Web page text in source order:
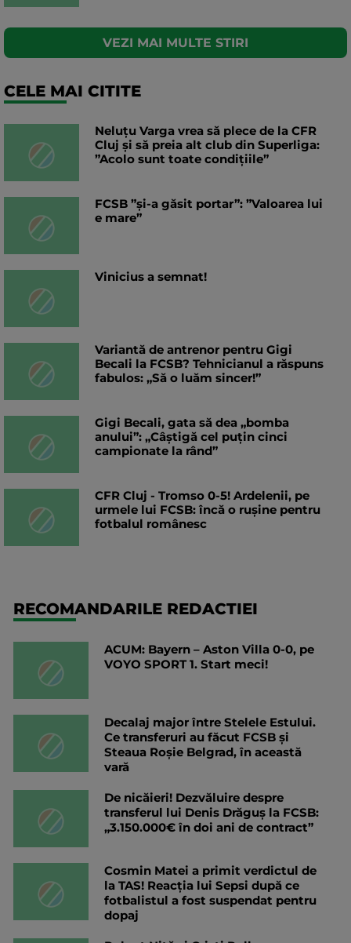
VEZI MAI MULTE STIRI
CELE MAI CITITE
Neluțu Varga vrea să plece de la CFR
Cluj și să preia alt club din Superliga:
”Acolo sunt toate condițiile”
FCSB ”și-a găsit portar”: ”Valoarea lui
e mare”
Vinicius a semnat!
Variantă de antrenor pentru Gigi
Becali la FCSB? Tehnicianul a răspuns
fabulos: „Să o luăm sincer!”
Gigi Becali, gata să dea „bomba
anului”: „Câștigă cel puțin cinci
campionate la rând”
CFR Cluj - Tromso 0-5! Ardelenii, pe
urmele lui FCSB: încă o rușine pentru
fotbalul românesc
RECOMANDARILE REDACTIEI
ACUM: Bayern – Aston Villa 0-0, pe
VOYO SPORT 1. Start meci!
Decalaj major între Stelele Estului.
Ce transferuri au făcut FCSB și
Steaua Roșie Belgrad, în această
vară
De nicăieri! Dezvăluire despre
transferul lui Denis Drăguș la FCSB:
„3.150.000€ în doi ani de contract”
Cosmin Matei a primit verdictul de
la TAS! Reacția lui Sepsi după ce
fotbalistul a fost suspendat pentru
dopaj